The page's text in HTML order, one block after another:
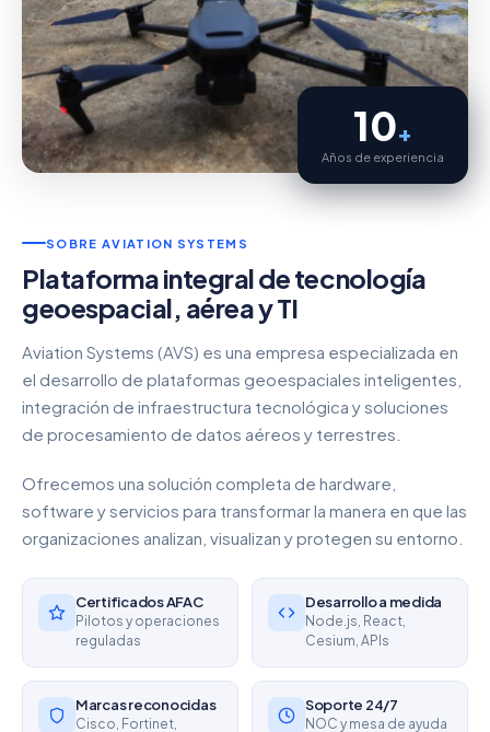
10+
Años de experiencia
SOBRE AVIATION SYSTEMS
Plataforma integral de tecnología
geoespacial, aérea y TI
Aviation Systems (AVS) es una empresa especializada en
el desarrollo de plataformas geoespaciales inteligentes,
integración de infraestructura tecnológica y soluciones
de procesamiento de datos aéreos y terrestres.
Ofrecemos una solución completa de hardware,
software y servicios para transformar la manera en que las
organizaciones analizan, visualizan y protegen su entorno.
Certificados AFAC
Pilotos y operaciones
reguladas
Desarrollo a medida
Node.js, React,
Cesium, APIs
Marcas reconocidas
Cisco, Fortinet,
Soporte 24/7
NOC y mesa de ayuda